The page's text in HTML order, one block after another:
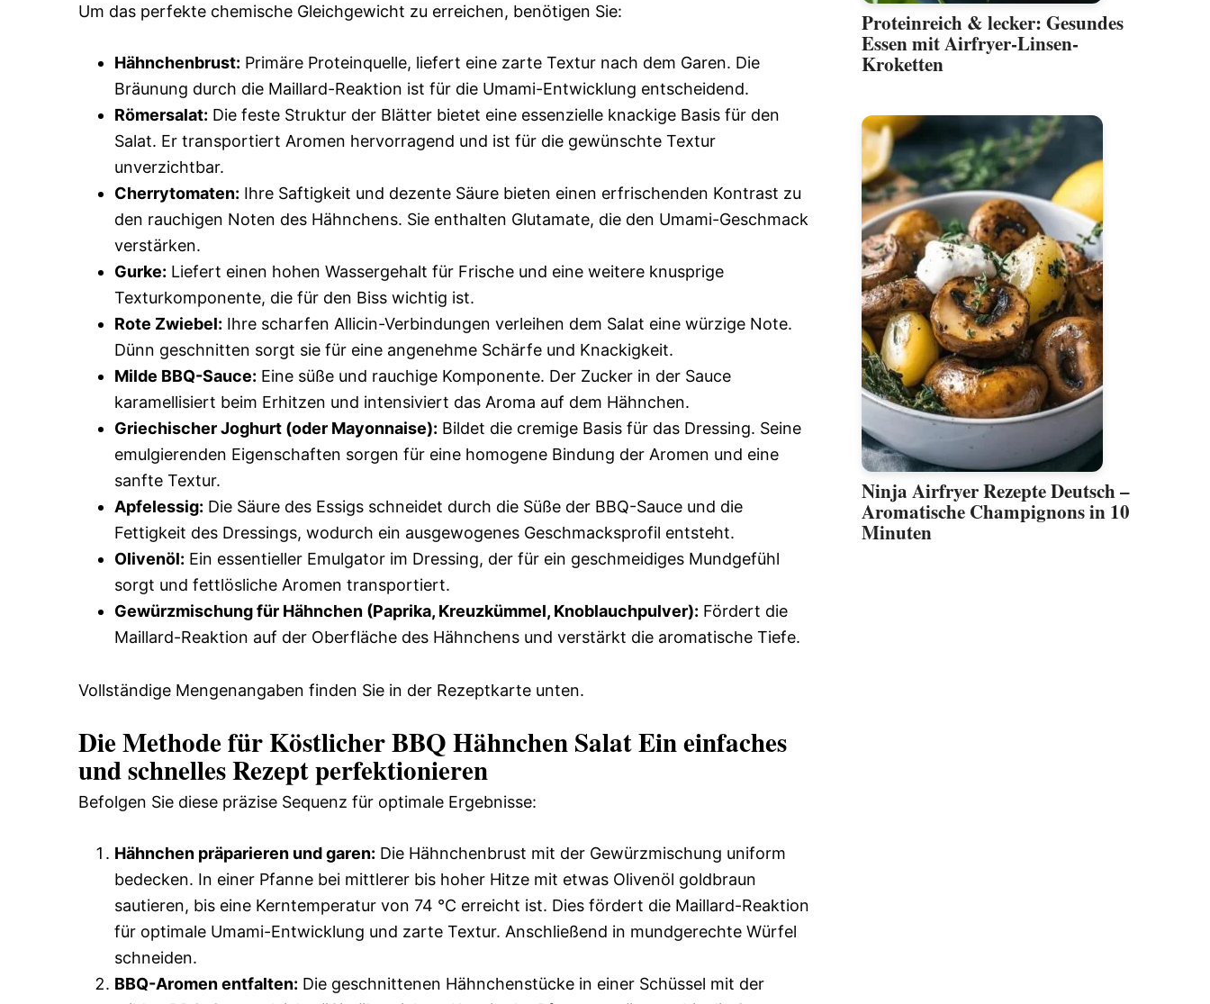
Um das perfekte chemische Gleichgewicht zu erreichen, benötigen Sie:
Hähnchenbrust: Primäre Proteinquelle, liefert eine zarte Textur nach dem Garen. Die
Bräunung durch die Maillard-Reaktion ist für die Umami-Entwicklung entscheidend.
Römersalat: Die feste Struktur der Blätter bietet eine essenzielle knackige Basis für den
Salat. Er transportiert Aromen hervorragend und ist für die gewünschte Textur
unverzichtbar.
Cherrytomaten: Ihre Saftigkeit und dezente Säure bieten einen erfrischenden Kontrast zu
den rauchigen Noten des Hähnchens. Sie enthalten Glutamate, die den Umami-Geschmack
verstärken.
Gurke: Liefert einen hohen Wassergehalt für Frische und eine weitere knusprige
Texturkomponente, die für den Biss wichtig ist.
Rote Zwiebel: Ihre scharfen Allicin-Verbindungen verleihen dem Salat eine würzige Note.
Dünn geschnitten sorgt sie für eine angenehme Schärfe und Knackigkeit.
Milde BBQ-Sauce: Eine süße und rauchige Komponente. Der Zucker in der Sauce
karamellisiert beim Erhitzen und intensiviert das Aroma auf dem Hähnchen.
Griechischer Joghurt (oder Mayonnaise): Bildet die cremige Basis für das Dressing. Seine
emulgierenden Eigenschaften sorgen für eine homogene Bindung der Aromen und eine
sanfte Textur.
Apfelessig: Die Säure des Essigs schneidet durch die Süße der BBQ-Sauce und die
Fettigkeit des Dressings, wodurch ein ausgewogenes Geschmacksprofil entsteht.
Olivenöl: Ein essentieller Emulgator im Dressing, der für ein geschmeidiges Mundgefühl
sorgt und fettlösliche Aromen transportiert.
Gewürzmischung für Hähnchen (Paprika, Kreuzkümmel, Knoblauchpulver): Fördert die
Maillard-Reaktion auf der Oberfläche des Hähnchens und verstärkt die aromatische Tiefe.
Vollständige Mengenangaben finden Sie in der Rezeptkarte unten.
Die Methode für Köstlicher BBQ Hähnchen Salat Ein einfaches
und schnelles Rezept perfektionieren
Befolgen Sie diese präzise Sequenz für optimale Ergebnisse:
Hähnchen präparieren und garen: Die Hähnchenbrust mit der Gewürzmischung uniform
bedecken. In einer Pfanne bei mittlerer bis hoher Hitze mit etwas Olivenöl goldbraun
sautieren, bis eine Kerntemperatur von 74 °C erreicht ist. Dies fördert die Maillard-Reaktion
für optimale Umami-Entwicklung und zarte Textur. Anschließend in mundgerechte Würfel
schneiden.
BBQ-Aromen entfalten: Die geschnittenen Hähnchenstücke in einer Schüssel mit der
Proteinreich & lecker: Gesundes
Essen mit Airfryer-Linsen-
Kroketten
Ninja Airfryer Rezepte Deutsch –
Aromatische Champignons in 10
Minuten